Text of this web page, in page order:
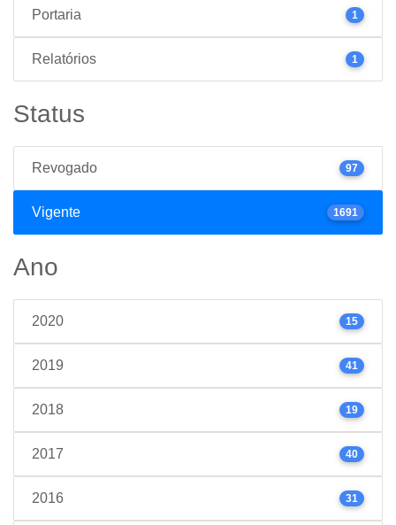
Portaria 1
Relatórios 1
Status
Revogado 97
Vigente 1691
Ano
2020 15
2019 41
2018 19
2017 40
2016 31